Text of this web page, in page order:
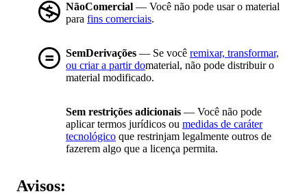
NãoComercial — Você não pode usar o material
para fins comerciais.
SemDerivações — Se você remixar, transformar,
ou criar a partir domaterial, não pode distribuir o
material modificado.
Sem restrições adicionais — Você não pode
aplicar termos jurídicos ou medidas de caráter
tecnológico que restrinjam legalmente outros de
fazerem algo que a licença permita.
Avisos: